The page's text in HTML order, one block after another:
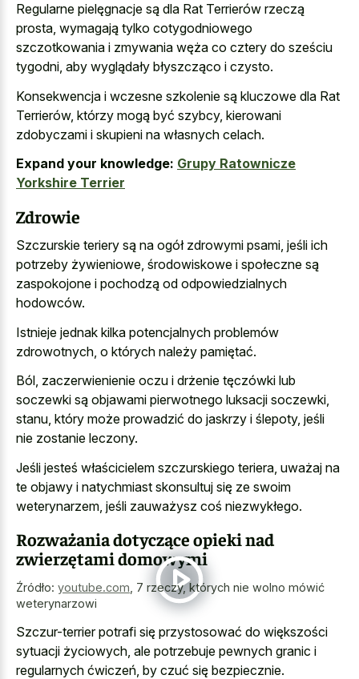
Regularne pielęgnacje są dla Rat Terrierów rzeczą
prosta, wymagają tylko cotygodniowego
szczotkowania i zmywania węża co cztery do sześciu
tygodni, aby wyglądały błyszcząco i czysto.
Konsekwencja i wczesne szkolenie są kluczowe dla Rat
Terrierów, którzy mogą być szybcy, kierowani
zdobyczami i skupieni na własnych celach.
Expand your knowledge: Grupy Ratownicze
Yorkshire Terrier
Zdrowie
Szczurskie teriery są na ogół zdrowymi psami, jeśli ich
potrzeby żywieniowe, środowiskowe i społeczne są
zaspokojone i pochodzą od odpowiedzialnych
hodowców.
Istnieje jednak kilka potencjalnych problemów
zdrowotnych, o których należy pamiętać.
Ból, zaczerwienienie oczu i drżenie tęczówki lub
soczewki są objawami pierwotnego luksacji soczewki,
stanu, który może prowadzić do jaskrzy i ślepoty, jeśli
nie zostanie leczony.
Jeśli jesteś właścicielem szczurskiego teriera, uważaj na
te objawy i natychmiast skonsultuj się ze swoim
weterynarzem, jeśli zauważysz coś niezwykłego.
Rozważania dotyczące opieki nad
zwierzętami domowymi
Źródło: youtube.com 7 rzeczy, których nie wolno mówić
weterynarzowi
Szczur-terrier potrafi się przystosować do większości
sytuacji życiowych, ale potrzebuje pewnych granic i
regularnych ćwiczeń, by czuć się bezpiecznie.